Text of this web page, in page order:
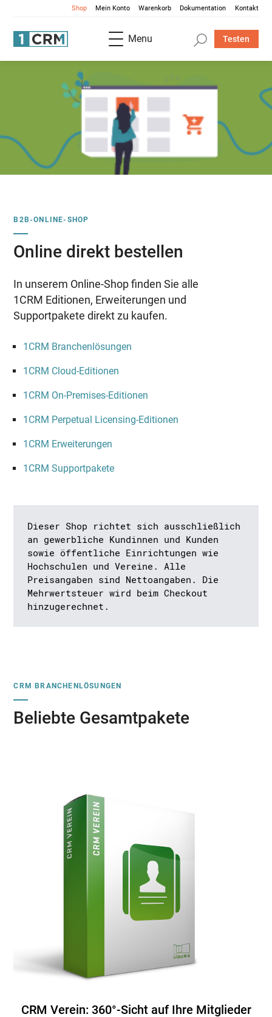
Shop Mein Konto Warenkorb Dokumentation Kontakt
Menu Testen
B2B-ONLINE-SHOP
Online direkt bestellen
In unserem Online-Shop finden Sie alle
1CRM Editionen, Erweiterungen und
Supportpakete direkt zu kaufen.
1CRM Branchenlösungen
1CRM Cloud-Editionen
1CRM On-Premises-Editionen
1CRM Perpetual Licensing-Editionen
1CRM Erweiterungen
1CRM Supportpakete
Dieser Shop richtet sich ausschließlich
an gewerbliche Kundinnen und Kunden
sowie öffentliche Einrichtungen wie
Hochschulen und Vereine. Alle
Preisangaben sind Nettoangaben. Die
Mehrwertsteuer wird beim Checkout
hinzugerechnet.
CRM BRANCHENLÖSUNGEN
Beliebte Gesamtpakete
CRM Verein: 360°-Sicht auf Ihre Mitglieder